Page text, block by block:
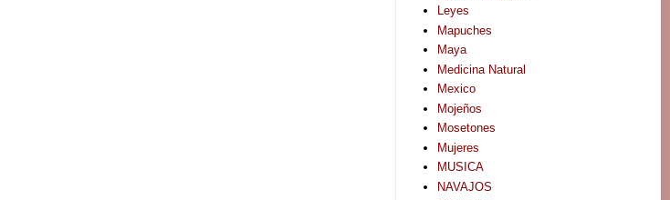
Leyes
Mapuches
Maya
Medicina Natural
Mexico
Mojeños
Mosetones
Mujeres
MUSICA
NAVAJOS